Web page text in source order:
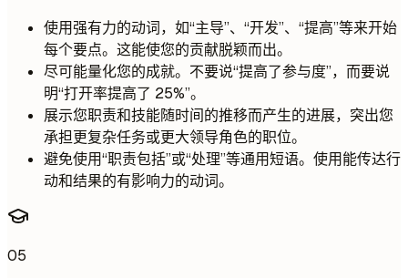
使用强有力的动词，如“主导”、“开发”、“提高”等来开始
每个要点。这能使您的贡献脱颖而出。
尽可能量化您的成就。不要说“提高了参与度”，而要说
明“打开率提高了 25%”。
展示您职责和技能随时间的推移而产生的进展，突出您
承担更复杂任务或更大领导角色的职位。
避免使用“职责包括”或“处理”等通用短语。使用能传达行
动和结果的有影响力的动词。
05